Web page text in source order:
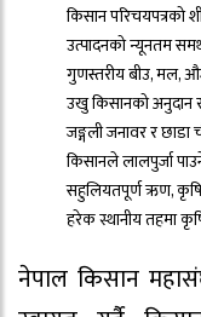
किसान परिचयपत्रको
उत्पादनको न्यूनतम
गुणस्तरीय बीउ, मल,
उखु किसानको अनुदान
जङ्गली जनावर र छाडा
किसानले लालपुर्जा
सहुलियतपूर्ण ऋण, कृषि
हरेक स्थानीय तहमा
नेपाल किसान